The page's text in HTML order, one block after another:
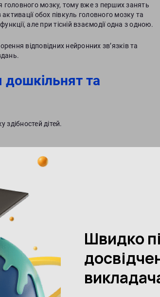
головного мозку, тому вже з перших занять
обох півкуль головного мозку та
але при тісній взаємодії одна з одною.
відповідних нейронних зв’язків та
та
дітей.
швидше навчаються читати та краще
можливості малюка до засвоєння